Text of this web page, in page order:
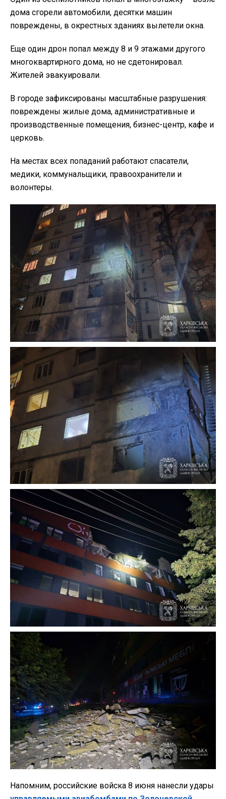
дома сгорели автомобили, десятки машин
повреждены, в окрестных зданиях вылетели окна.
Еще один дрон попал между 8 и 9 этажами другого
многоквартирного дома, но не сдетонировал.
Жителей эвакуировали.
В городе зафиксированы масштабные разрушения:
повреждены жилые дома, административные и
производственные помещения, бизнес-центр, кафе и
церковь.
На местах всех попаданий работают спасатели,
медики, коммунальщики, правоохранители и
волонтеры.
Напомним, российские войска 8 июня нанесли удары